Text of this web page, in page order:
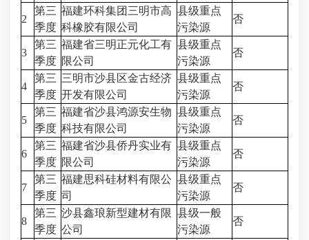
2
第三
季度
福建环科集团三明市高
科橡胶有限公司
县级重点
污染源
否
3
第三
季度
福建省三明正元化工有
限公司
县级重点
污染源
否
4
第三
季度
三明市沙县区金古经济
开发有限公司
县级重点
污染源
否
5
第三
季度
福建省沙县鸿源安生物
科技有限公司
县级重点
污染源
否
6
第三
季度
福建省沙县侨丹实业有
限公司
县级重点
污染源
否
7
第三
季度
福建思科硅材料有限公
司
县级重点
污染源
否
8
第三
季度
沙县鑫琅新型建材有限
公司
县级一般
污染源
否